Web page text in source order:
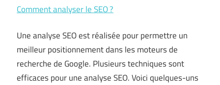
Comment analyser le SEO ?
Une analyse SEO est réalisée pour permettre un
meilleur positionnement dans les moteurs de
recherche de Google. Plusieurs techniques sont
efficaces pour une analyse SEO. Voici quelques-uns